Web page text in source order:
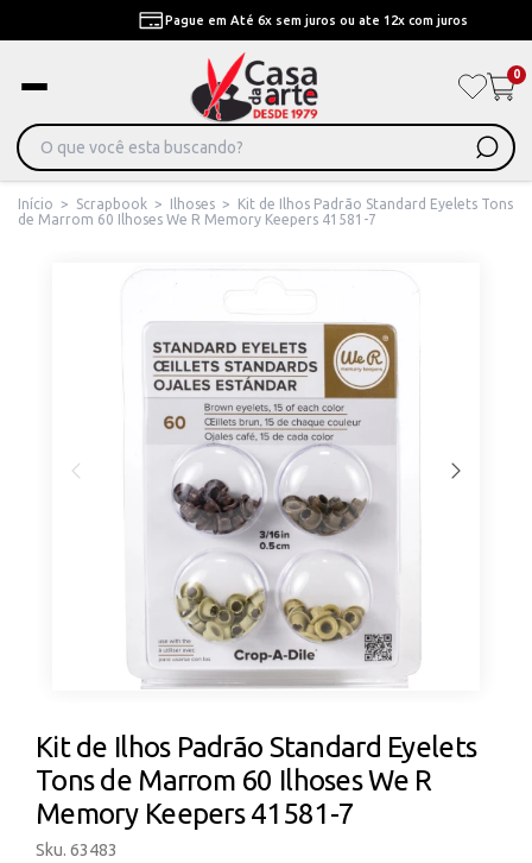
Pague em Até 6x sem juros ou ate 12x com juros
0
Início > Scrapbook > Ilhoses >
Kit de Ilhos Padrão Standard Eyelets Tons
de Marrom 60 Ilhoses We R Memory Keepers 41581-7
Kit de Ilhos Padrão Standard Eyelets
Tons de Marrom 60 Ilhoses We R
Memory Keepers 41581-7
Sku. 63483